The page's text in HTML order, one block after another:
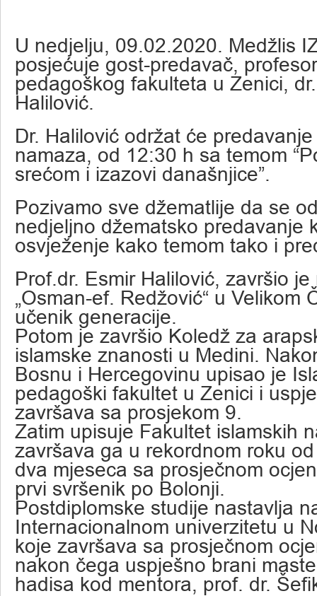
U nedjelju, 09.02.2020. Medžlis
posjećuje gost-predavač,
pedagoškog fakulteta u Zenici,
Halilović.
Dr. Halilović održat će
namaza, od 12:30 h sa temom
srećom i izazovi današnjice”.
Pozivamo sve džematlije da se
nedjeljno džematsko predavanje
osvježenje kako temom tako i
Prof.dr. Esmir Halilović, završio je
„Osman-ef. Redžović“ u Velikom
učenik generacije.
Potom je završio Koledž za
islamske znanosti u Medini.
Bosnu i Hercegovinu upisao je
pedagoški fakultet u Zenici i
završava sa prosjekom 9.
Zatim upisuje Fakultet islamskih
završava ga u rekordnom roku
dva mjeseca sa prosječnom
prvi svršenik po Bolonji.
Postdiplomske studije nastavlja
Internacionalnom univerzitetu u
koje završava sa prosječnom
nakon čega uspješno brani
hadisa kod mentora, prof. dr.